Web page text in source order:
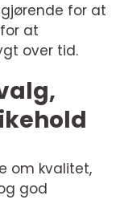
for at
at
over tid.
om kvalitet,
god